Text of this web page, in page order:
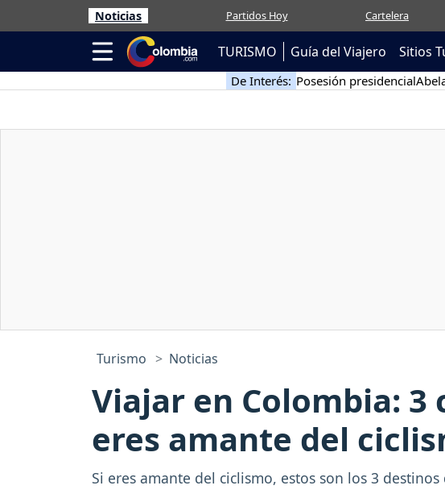
Noticias Partidos Hoy Cartelera
TURISMO Guía del Viajero Sitios
De Interés: Posesión presidencial
Turismo Noticias
Viajar en Colombia:
eres amante del
Si eres amante del ciclismo, estos son los 3